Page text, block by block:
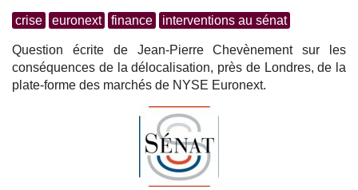
crise euronext finance interventions au sénat
Question écrite de Jean-Pierre Chevènement sur les
conséquences de la délocalisation, près de Londres, de la
plate-forme des marchés de NYSE Euronext.